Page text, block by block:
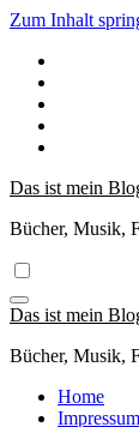
Zum Inhalt
Das ist mein
Bücher, Musik,
Das ist mein
Bücher, Musik,
Home